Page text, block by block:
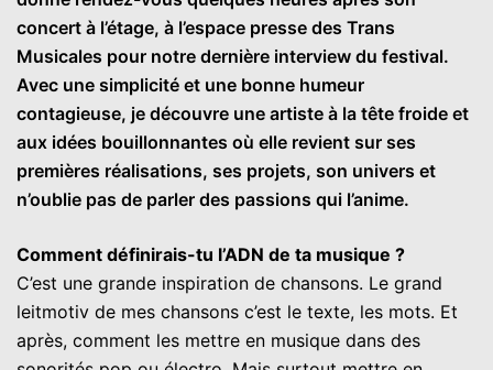
concert à l’étage, à l’espace presse des Trans
Musicales pour notre dernière interview du festival.
Avec une simplicité et une bonne humeur
contagieuse, je découvre une artiste à la tête froide et
aux idées bouillonnantes où elle revient sur ses
premières réalisations, ses projets, son univers et
n’oublie pas de parler des passions qui l’anime.
Comment définirais-tu l’ADN de ta musique ?
C’est une grande inspiration de chansons. Le grand
leitmotiv de mes chansons c’est le texte, les mots. Et
après, comment les mettre en musique dans des